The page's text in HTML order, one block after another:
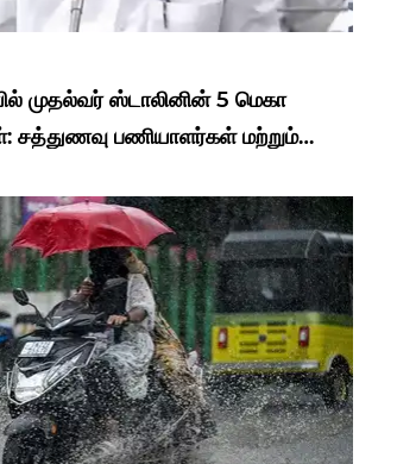
முதல்வர் ஸ்டாலினின் 5 மெகா
சத்துணவு பணியாளர்கள் மற்றும்
ஜாக்பாட்!